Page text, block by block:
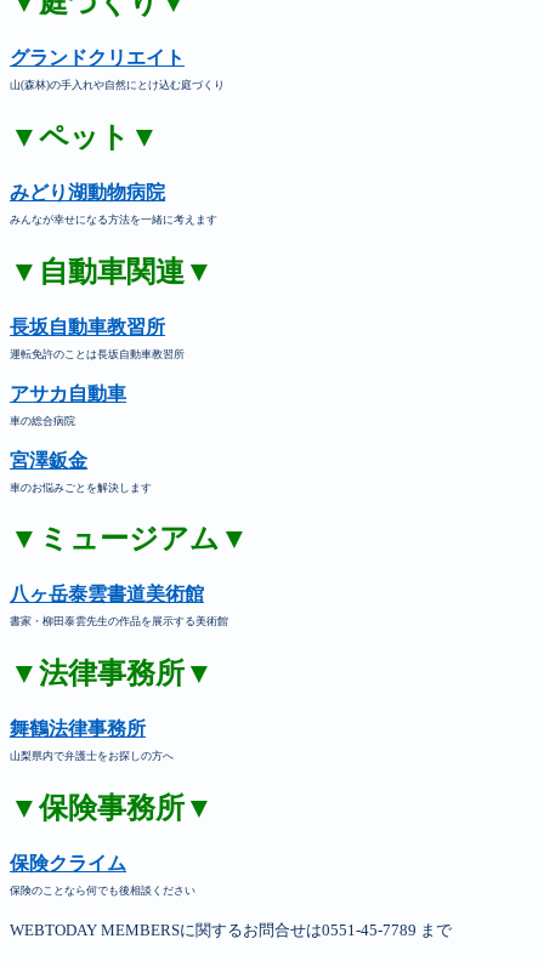
グランドクリエイト
山(森林)の手入れや自然にとけ込む庭づくり
▼ペット▼
みどり湖動物病院
みんなが幸せになる方法を一緒に考えます
▼自動車関連▼
長坂自動車教習所
運転免許のことは長坂自動車教習所
アサカ自動車
車の総合病院
宮澤鈑金
車のお悩みごとを解決します
▼ミュージアム▼
八ヶ岳泰雲書道美術館
書家・柳田泰雲先生の作品を展示する美術館
▼法律事務所▼
舞鶴法律事務所
山梨県内で弁護士をお探しの方へ
▼保険事務所▼
保険クライム
保険のことなら何でも後相談ください
WEBTODAY MEMBERSに関するお問合せは0551-45-7789 まで